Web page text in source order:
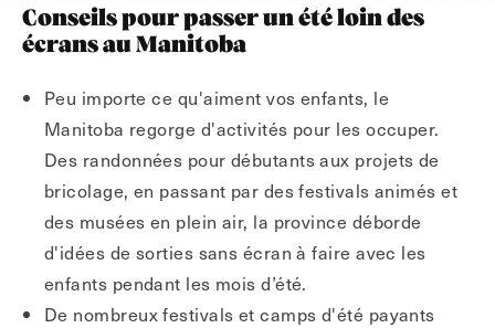
Conseils pour passer un été loin des
écrans au Manitoba
Peu importe ce qu'aiment vos enfants, le
Manitoba regorge d'activités pour les occuper.
Des randonnées pour débutants aux projets de
bricolage, en passant par des festivals animés et
des musées en plein air, la province déborde
d'idées de sorties sans écran à faire avec les
enfants pendant les mois d’été.
De nombreux festivals et camps d'été payants